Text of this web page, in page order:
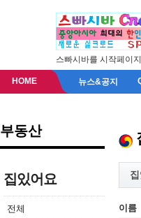
스빠시바를 시작페이
HOME 뉴스&공지
부동산
집있어요
전체 이름